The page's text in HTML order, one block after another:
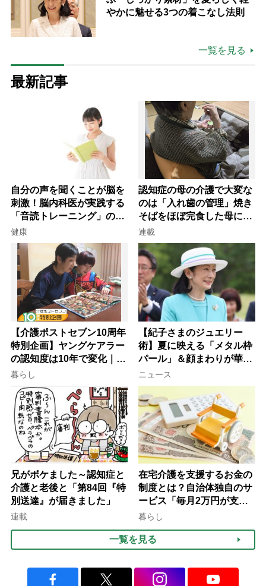
やかに魅せる3つの着こなし法則
一覧を見る
最新記事
自分の声を聞くことが脳を
刺激！脳内科医が実践する
「音読トレーニング」の極
意
健康
認知症の母の介護で大変な
のは「入れ歯の管理」焼き
そばをほぼ完食した母に息
子が血の気が引いた理由
連載
【介護ポストセブン10周年
特別企画】ヤングケアラー
の認知度は10年で変化｜流
行語大賞にノミネート、法
律にも明記されたが果たし
て現在は？
暮らし
【紀子さまのジュエリー
術】夏に映える「メタル枠
パール」＆顔まわりが華や
ぐ「揺れる一粒」の使い分
け方
ニュース
兄がボケました～認知症と
介護と老後と「第84回『特
別送達』が届きました」
連載
在宅介護を支援するお金の
制度とは？自治体独自のサ
ービス「毎月2万円が支給
される」ケースも【FP解
暮らし
一覧を見る